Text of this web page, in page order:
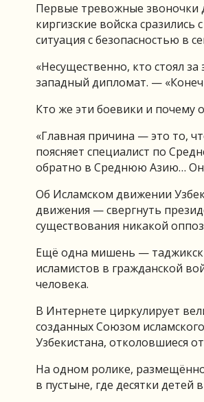
Первые тревожные звоночки
киргизские войска
ситуация с безопасностью в
«Несущественно, кто стоял
западный дипломат. —
Кто же эти боевики и почему
«Главная причина — это то,
поясняет специалист по
обратно в Среднюю Азию…
Об Исламском движении
движения — свергнуть
существования никакой
Ещё одна мишень —
исламистов в гражданской
человека.
В Интернете циркулирует
созданных Союзом
Узбекистана, отколовшиеся
На одном ролике,
в пустыне, где десятки детей